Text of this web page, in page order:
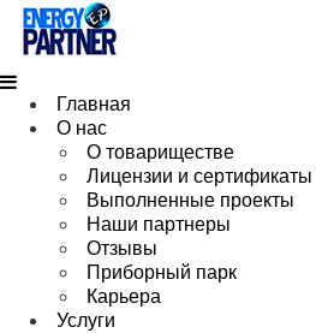
Главная
О нас
О товариществе
Лицензии и сертификаты
Выполненные проекты
Наши партнеры
Отзывы
Приборный парк
Карьера
Услуги